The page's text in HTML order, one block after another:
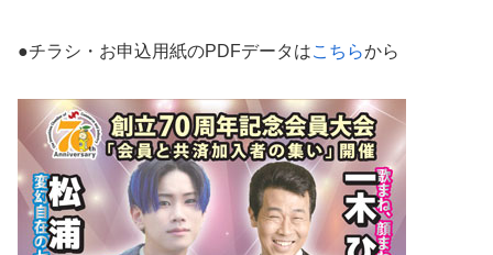
●チラシ・お申込用紙のPDFデータはこちらから